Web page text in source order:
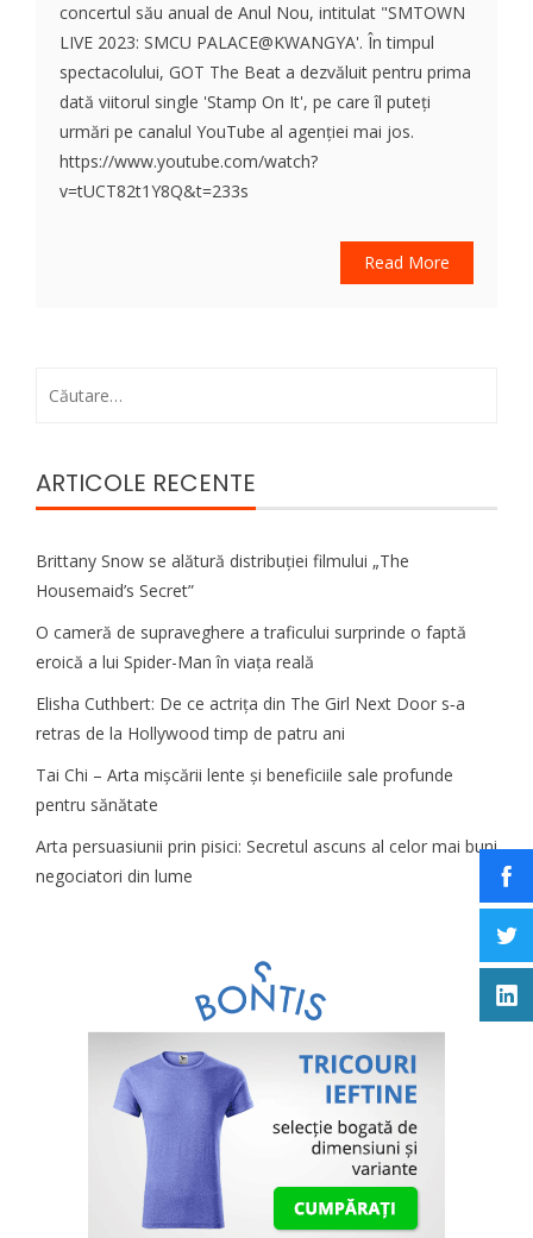
concertul său anual de Anul Nou, intitulat "SMTOWN
LIVE 2023: SMCU PALACE@KWANGYA'. În timpul
spectacolului, GOT The Beat a dezvăluit pentru prima
dată viitorul single 'Stamp On It', pe care îl puteți
urmări pe canalul YouTube al agenției mai jos.
https://www.youtube.com/watch?
v=tUCT82t1Y8Q&t=233s
Read More
ARTICOLE RECENTE
Brittany Snow se alătură distribuției filmului „The
Housemaid’s Secret”
O cameră de supraveghere a traficului surprinde o faptă
eroică a lui Spider-Man în viața reală
Elisha Cuthbert: De ce actrița din The Girl Next Door s‑a
retras de la Hollywood timp de patru ani
Tai Chi – Arta mișcării lente și beneficiile sale profunde
pentru sănătate
Arta persuasiunii prin pisici: Secretul ascuns al celor mai buni
negociatori din lume